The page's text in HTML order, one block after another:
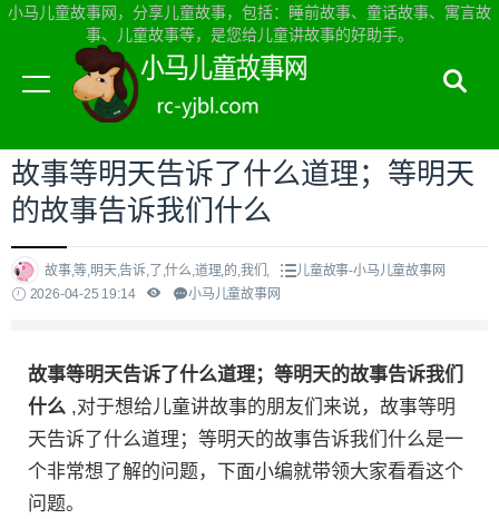
小马儿童故事网，分享儿童故事，包括：睡前故事、童话故事、寓言故
事、儿童故事等，是您给儿童讲故事的好助手。
当前位置：小马儿童故事网首页>儿童故事
故事等明天告诉了什么道理；等明天
的故事告诉我们什么
故事,等,明天,告诉,了,什么,道理,的,我们,
儿童故事-小马儿童故事网
2026-04-25 19:14
小马儿童故事网
故事等明天告诉了什么道理；等明天的故事告诉我们
什么 ,对于想给儿童讲故事的朋友们来说，故事等明
天告诉了什么道理；等明天的故事告诉我们什么是一
个非常想了解的问题，下面小编就带领大家看看这个
问题。